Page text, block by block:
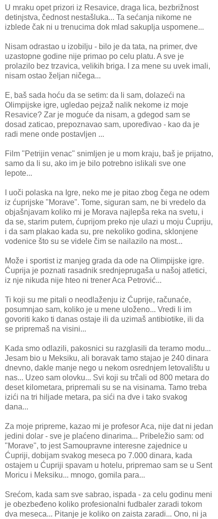
U mraku opet prizori iz Resavice, draga lica, bezbrižnost
detinjstva, čednost nestašluka... Ta sećanja nikome ne
izblede čak ni u trenucima dok mlad sakuplja uspomene...
Nisam odrastao u izobilju - bilo je da tata, na primer, dve
uzastopne godine nije primao po celu platu. A sve je
prolazilo bez trzavica, velikih briga. I za mene su uvek imali,
nisam ostao željan ničega...
E, baš sada hoću da se setim: da li sam, dolazeći na
Olimpijske igre, ugledao pejzaž nalik nekome iz moje
Resavice? Zar je moguće da nisam, a gdegod sam se
dosad zaticao, prepoznavao sam, upoređivao - kao da je
radi mene onde postavljen ...
Film "Petrijin venac" snimljen je u mom kraju, baš je prijatno,
samo da li su, ako im je bilo potrebno islikali sve one
lepote...
I uoči polaska na Igre, neko me je pitao zbog čega ne odem
iz ćuprijske "Morave". Tome, siguran sam, ne bi vredelo da
objašnjavam koliko mi je Morava najlepša reka na svetu, i
da se, starim putem, ćuprijom preko nje ulazi u moju Ćupriju,
i da sam plakao kada su, pre nekoliko godina, sklonjene
vodenice što su se videle čim se nailazilo na most...
Može i sportist iz manjeg grada da ode na Olimpijske igre.
Ćuprija je poznati rasadnik srednjeprugaša u našoj atletici,
iz nje nikuda nije hteo ni trener Aca Petrović...
Ti koji su me pitali o neodlaženju iz Ćuprije, računaće,
posumnjao sam, koliko je u mene uloženo... Vredi li im
govoriti kako ti danas ostaje ili da uzimaš antibiotike, ili da
se pripremaš na visini...
Kada smo odlazili, pakosnici su razglasili da teramo modu...
Jesam bio u Meksiku, ali boravak tamo stajao je 240 dinara
dnevno, dakle manje nego u nekom osrednjem letovalištu u
nas... Uzeo sam olovku... Svi koji su trčali od 800 metara do
deset kilometara, pripremali su se na visinama. Tamo treba
izići na tri hiljade metara, pa sići na dve i tako svakog
dana...
Za moje pripreme, kazao mi je profesor Aca, nije dat ni jedan
jedini dolar - sve je plaćeno dinarima... Pribeležio sam: od
"Morave", to jest Samoupravne interesne zajednice u
Ćupriji, dobijam svakog meseca po 7.000 dinara, kada
ostajem u Ćupriji spavam u hotelu, pripremao sam se u Sent
Moricu i Meksiku... mnogo, gomila para...
Srećom, kada sam sve sabrao, ispada - za celu godinu meni
je obezbeđeno koliko profesionalni fudbaler zaradi tokom
dva meseca... Pitanje je koliko on zaista zaradi... Ono, ni ja